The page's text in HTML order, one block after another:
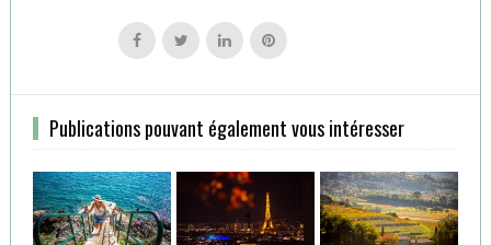
Follow
us
Follow
us
Follow
us
Follow
us
Publications pouvant également vous intéresser